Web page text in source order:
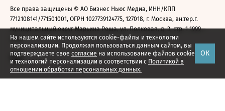
На нашем сайте используются cookie-файлы и технологии
персонализации. Продолжая пользоваться данным сайтом, вы
подтверждаете свое согласие на использование файлов cookie
и технологий персонализации в соответствии с Политикой в
отношении обработки персональных данных.
ОК
Все права защищены © АО Бизнес Ньюс Медиа, ИНН/КПП
7712108141/771501001, ОГРН 1027739124775, 127018, г. Москва, вн.тер.г.
муниципальный округ Марьина Роща, ул. Полковая, д. 3, стр. 1 1999—
2026